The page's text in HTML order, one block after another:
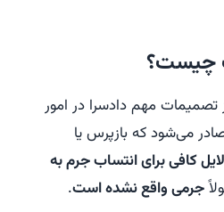
چیست؟
تصمیمات مهم دادسرا در امور
می‌شود که بازپرس یا
کافی برای انتساب جرم به
جرمی واقع نشده است.